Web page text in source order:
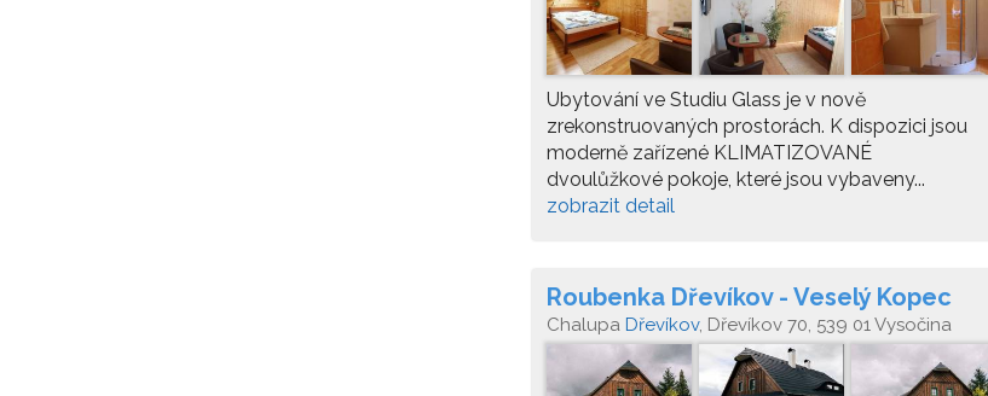
Ubytování ve Studiu Glass je v nově
zrekonstruovaných prostorách. K dispozici jsou
moderně zařízené KLIMATIZOVANÉ
dvoulůžkové pokoje, které jsou vybaveny...
zobrazit detail
Roubenka Dřevíkov - Veselý Kopec
Chalupa Dřevíkov, Dřevíkov 70, 539 01 Vysočina